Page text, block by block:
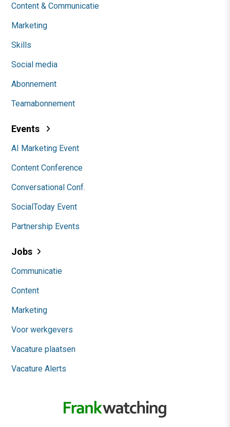
Content & Communicatie
Marketing
Skills
Social media
Abonnement
Teamabonnement
Events
AI Marketing Event
Content Conference
Conversational Conf.
SocialToday Event
Partnership Events
Jobs
Communicatie
Content
Marketing
Voor werkgevers
Vacature plaatsen
Vacature Alerts